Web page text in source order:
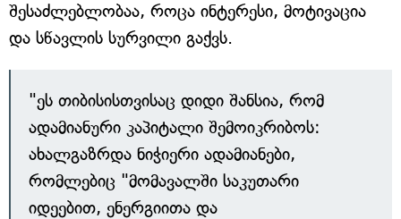
შესაძლებლობაა, როცა ინტერესი, მოტივაცია
და სწავლის სურვილი გაქვს.
"ეს თიბისისთვისაც დიდი შანსია, რომ
ადამიანური კაპიტალი შემოიკრიბოს:
ახალგაზრდა ნიჭიერი ადამიანები,
რომლებიც "მომავალში საკუთარი
იდეებით, ენერგიითა და